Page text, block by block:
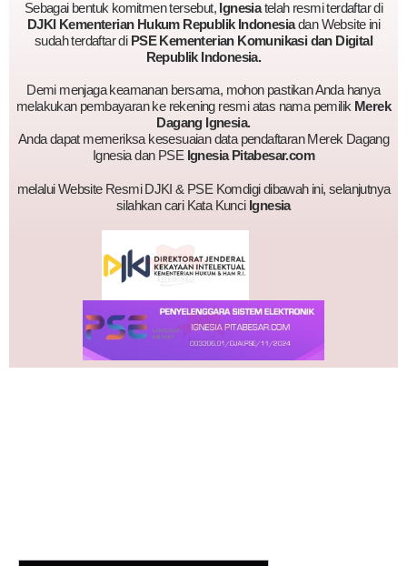
Sebagai bentuk komitmen tersebut, Ignesiatelah resmi terdaftar di
DJKI Kementerian Hukum Republik Indonesiadan Website ini
sudah terdaftar di PSE Kementerian Komunikasi dan Digital
Republik Indonesia.
Demi menjaga keamanan bersama, mohon pastikan Anda hanya
melakukan pembayaran ke rekening resmi atas nama pemilik Merek
Dagang Ignesia.
Anda dapat memeriksa kesesuaian data pendaftaran Merek Dagang
Ignesia dan PSE Ignesia Pitabesar.com
melalui Website Resmi DJKI & PSE Komdigi dibawah ini, selanjutnya
silahkan cari Kata Kunci Ignesia